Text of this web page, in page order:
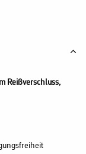
Reißverschluss,